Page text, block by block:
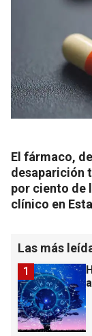
El fármaco,
desaparición
por ciento de
clínico en
Las más
1